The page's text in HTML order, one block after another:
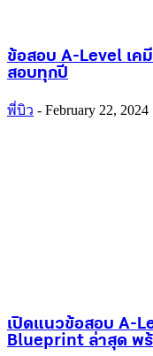
ข้อสอบ A-Level เค
สอบทุกปี
พี่บิว - February 22, 2024
เปิดแนวข้อสอบ A-
Blueprint ล่าสุด พ